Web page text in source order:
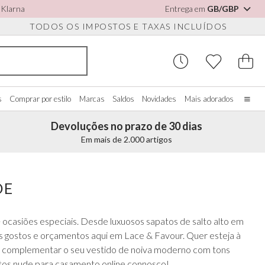
Klarna Entrega em GB/GBP
TODOS OS IMPOSTOS E TAXAS INCLUÍDOS
tudo
Blush
Marinho
Perfect Occasion
Rainbow Club
Avalia
sapatos Relógios de noiva
Caixas para Relógios
Óculos de sol para casamento
Comprar por estilo Marcas Saldos Novidades Mais adorados
Página inicial
A nossa história
Devoluções no prazo de 30 dias
Em mais de 2.000 artigos
especiais. Desde luxuosos sapatos de salto alto em
e orçamentos aqui em Lace & Favour. Quer esteja à
o seu vestido de noiva moderno com tons